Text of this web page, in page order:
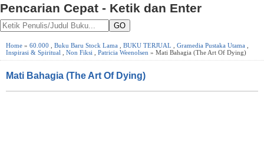
Pencarian Cepat - Ketik dan Enter
GO
Home » 60.000 Buku Baru Stock Lama BUKU TERJUAL Gramedia Pustaka Utama
Inspirasi & Spiritual
Non Fiksi Patricia Weenolsen » Mati Bahagia (The Art Of Dying)
Mati Bahagia (The Art Of Dying)